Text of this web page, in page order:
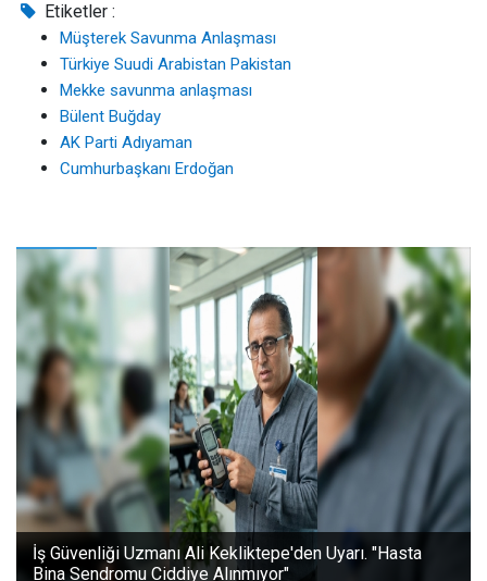
Etiketler :
Müşterek Savunma Anlaşması
Türkiye Suudi Arabistan Pakistan
Mekke savunma anlaşması
Bülent Buğday
AK Parti Adıyaman
Cumhurbaşkanı Erdoğan